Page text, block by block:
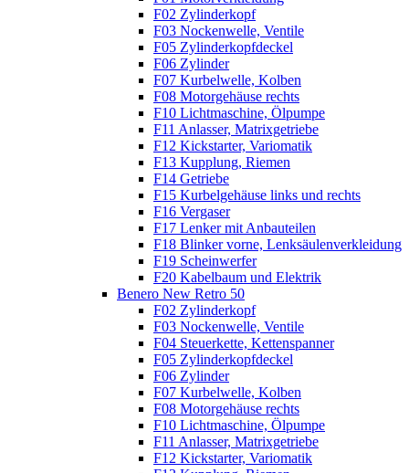
F02 Zylinderkopf
F03 Nockenwelle, Ventile
F05 Zylinderkopfdeckel
F06 Zylinder
F07 Kurbelwelle, Kolben
F08 Motorgehäuse rechts
F10 Lichtmaschine, Ölpumpe
F11 Anlasser, Matrixgetriebe
F12 Kickstarter, Variomatik
F13 Kupplung, Riemen
F14 Getriebe
F15 Kurbelgehäuse links und rechts
F16 Vergaser
F17 Lenker mit Anbauteilen
F18 Blinker vorne, Lenksäulenverkleidung
F19 Scheinwerfer
F20 Kabelbaum und Elektrik
Benero New Retro 50
F02 Zylinderkopf
F03 Nockenwelle, Ventile
F04 Steuerkette, Kettenspanner
F05 Zylinderkopfdeckel
F06 Zylinder
F07 Kurbelwelle, Kolben
F08 Motorgehäuse rechts
F10 Lichtmaschine, Ölpumpe
F11 Anlasser, Matrixgetriebe
F12 Kickstarter, Variomatik